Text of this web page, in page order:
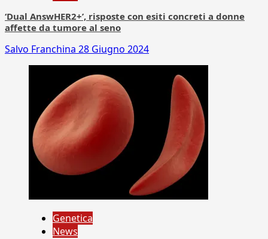
‘Dual AnswHER2+’, risposte con esiti concreti a donne
affette da tumore al seno
Salvo Franchina 28 Giugno 2024
Genetica
News